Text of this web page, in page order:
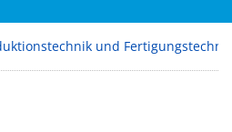
und Fertigungstechnik